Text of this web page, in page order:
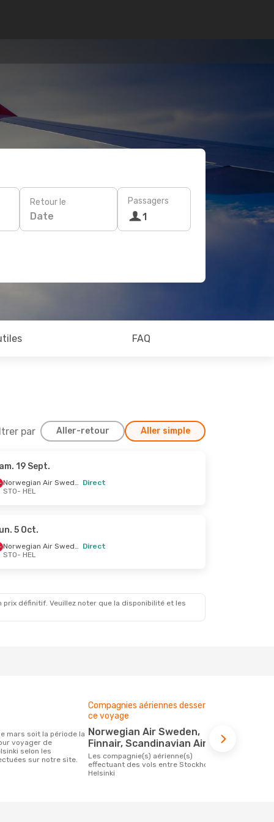
Retour le
Date
Passagers
1
FAQ
par Aller-retour Aller simple
19 Sept.
Norwegian Air Sweden Direct
STO- HEL
5 Oct.
Norwegian Air Sweden Direct
STO- HEL
définitif. Veuillez noter que la disponibilité et les
voyager de
selon les
sur notre site.
Compagnies aériennes desservant
ce voyage
Norwegian Air Sweden,
Finnair, Scandinavian Airlines
Les compagnie(s) aérienne(s)
effectuant des vols entre Stockholm et
Helsinki